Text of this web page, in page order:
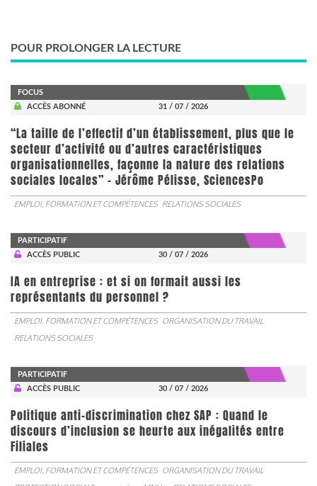
POUR PROLONGER LA LECTURE
FOCUS
ACCÈS ABONNÉ
31 / 07 / 2026
“La taille de l’effectif d’un établissement, plus que le
secteur d’activité ou d’autres caractéristiques
organisationnelles, façonne la nature des relations
sociales locales” - Jérôme Pélisse, SciencesPo
EMPLOI, FORMATION ET COMPÉTENCES RELATIONS SOCIALES
PARTICIPATIF
ACCÈS PUBLIC
30 / 07 / 2026
IA en entreprise : et si on formait aussi les
représentants du personnel ?
EMPLOI, FORMATION ET COMPÉTENCES ORGANISATION DU TRAVAIL
RELATIONS SOCIALES
PARTICIPATIF
ACCÈS PUBLIC
30 / 07 / 2026
Politique anti-discrimination chez SAP : Quand le
discours d’inclusion se heurte aux inégalités entre
Filiales
EMPLOI, FORMATION ET COMPÉTENCES ORGANISATION DU TRAVAIL